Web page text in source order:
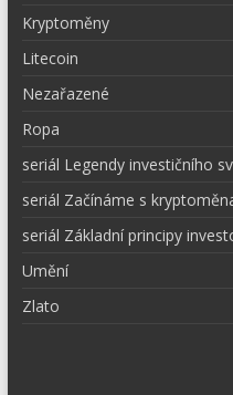
Kryptoměny
Litecoin
Nezařazené
Ropa
seriál Legendy investičního
seriál Začínáme s
seriál Základní principy
Umění
Zlato